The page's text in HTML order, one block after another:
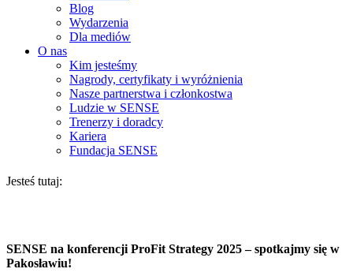
Blog
Wydarzenia
Dla mediów
O nas
Kim jesteśmy
Nagrody, certyfikaty i wyróżnienia
Nasze partnerstwa i członkostwa
Ludzie w SENSE
Trenerzy i doradcy
Kariera
Fundacja SENSE
Jesteś tutaj:
SENSE na konferencji ProFit Strategy 2025 – spotkajmy się w
Pakosławiu!